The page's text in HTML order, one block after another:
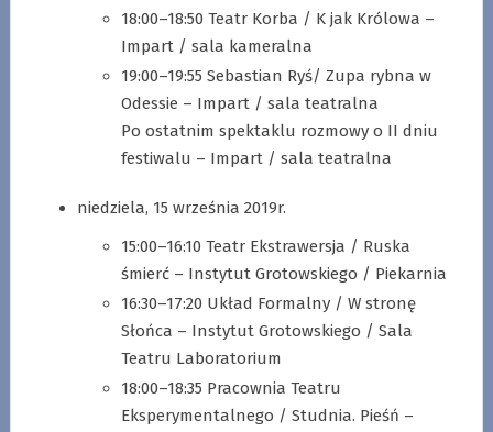
18:00–18:50 Teatr Korba / K jak Królowa –
Impart / sala kameralna
19:00–19:55 Sebastian Ryś/ Zupa rybna w
Odessie – Impart / sala teatralna
Po ostatnim spektaklu rozmowy o II dniu
festiwalu – Impart / sala teatralna
niedziela, 15 września 2019r.
15:00–16:10 Teatr Ekstrawersja / Ruska
śmierć – Instytut Grotowskiego / Piekarnia
16:30–17:20 Układ Formalny / W stronę
Słońca – Instytut Grotowskiego / Sala
Teatru Laboratorium
18:00–18:35 Pracownia Teatru
Eksperymentalnego / Studnia. Pieśń –